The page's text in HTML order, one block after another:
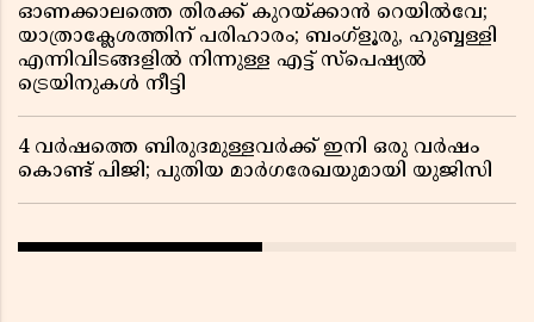
ഓണക്കാലത്തെ തിരക്ക് കുറയ്ക്കാൻ റെയിൽവേ;
യാത്രാക്ലേശത്തിന് പരിഹാരം; ബംഗ്ളൂരു, ഹുബ്ബള്ളി
എന്നിവിടങ്ങളിൽ നിന്നുള്ള എട്ട് സ്പെഷ്യൽ
ട്രെയിനുകൾ നീട്ടി
4 വർഷത്തെ ബിരുദമുള്ളവർക്ക് ഇനി ഒരു വർഷം
കൊണ്ട് പിജി; പുതിയ മാർഗരേഖയുമായി യുജിസി